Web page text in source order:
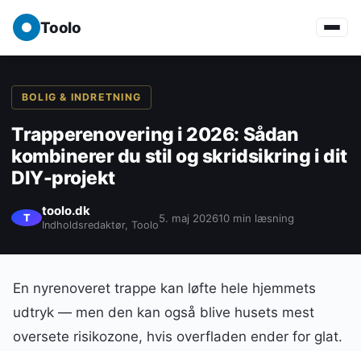
Toolo
BOLIG & INDRETNING
Trapperenovering i 2026: Sådan
kombinerer du stil og skridsikring i dit
DIY-projekt
T toolo.dk
Indholdsredaktør, Toolo
5. maj 202610 min læsning
En nyrenoveret trappe kan løfte hele hjemmets
udtryk — men den kan også blive husets mest
oversete risikozone, hvis overfladen ender for glat.